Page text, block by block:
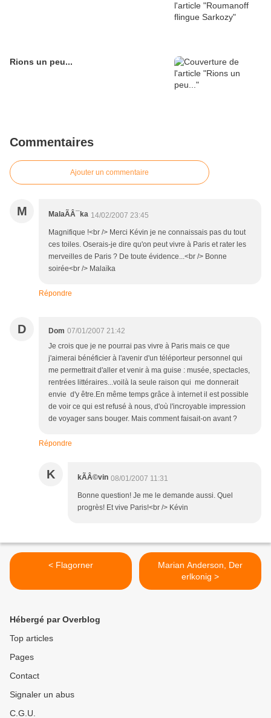
Rions un peu...
Commentaires
Ajouter un commentaire
M MalaÃÂ¯ka 14/02/2007 23:45
Magnifique !<br /> Merci Kévin je ne connaissais pas du tout
ces toiles. Oserais-je dire qu'on peut vivre à Paris et rater les
merveilles de Paris ? De toute évidence...<br /> Bonne
soirée<br /> Malaïka
Répondre
D Dom 07/01/2007 21:42
Je crois que je ne pourrai pas vivre à Paris mais ce que
j'aimerai bénéficier à l'avenir d'un téléporteur personnel qui
me permettrait d'aller et venir à ma guise : musée, spectacles,
rentrées littéraires...voilà la seule raison qui me donnerait
envie d'y être.En même temps grâce à internet il est possible
de voir ce qui est refusé à nous, d'où l'incroyable impression
de voyager sans bouger. Mais comment faisait-on avant ?
Répondre
K kÃÂ©vin 08/01/2007 11:31
Bonne question! Je me le demande aussi. Quel
progrès! Et vive Paris!<br /> Kévin
< Flagorner
Marian Anderson, Der
erlkonig >
Hébergé par Overblog
Top articles
Pages
Contact
Signaler un abus
C.G.U.